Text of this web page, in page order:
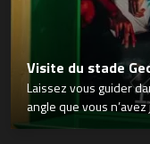
Visite du stade
Laissez vous guider
angle que vous n’avez